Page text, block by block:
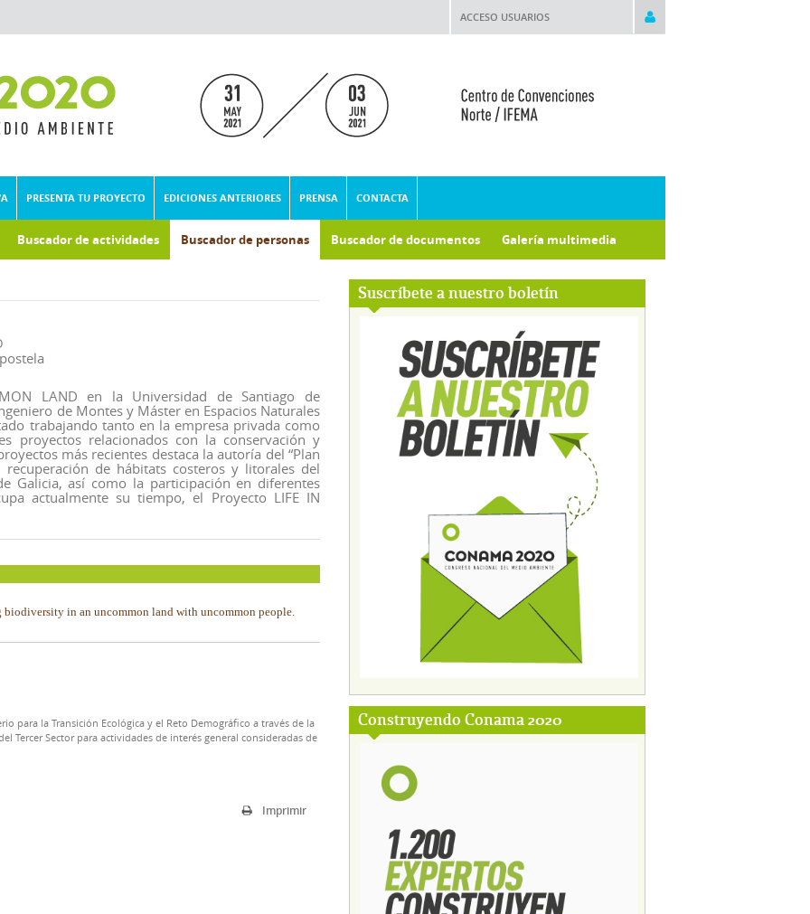
ACCESO USUARIOS
PRESENTA TU PROYECTO EDICIONES ANTERIORES PRENSA CONTACTA
Buscador de actividades Buscador de personas Buscador de documentos Galería multimedia
Suscríbete a nuestro boletín
Construyendo Conama 2020
LAND en la Universidad de Santiago de
de Montes y Máster en Espacios Naturales
trabajando tanto en la empresa privada como
proyectos relacionados con la conservación y
más recientes destaca la autoría del “Plan
de hábitats costeros y litorales del
Galicia, así como la participación en diferentes
actualmente su tiempo, el Proyecto LIFE IN
biodiversity in an uncommon land with uncommon people.
para la Transición Ecológica y el Reto Demográfico a través de la
Tercer Sector para actividades de interés general consideradas de
Imprimir